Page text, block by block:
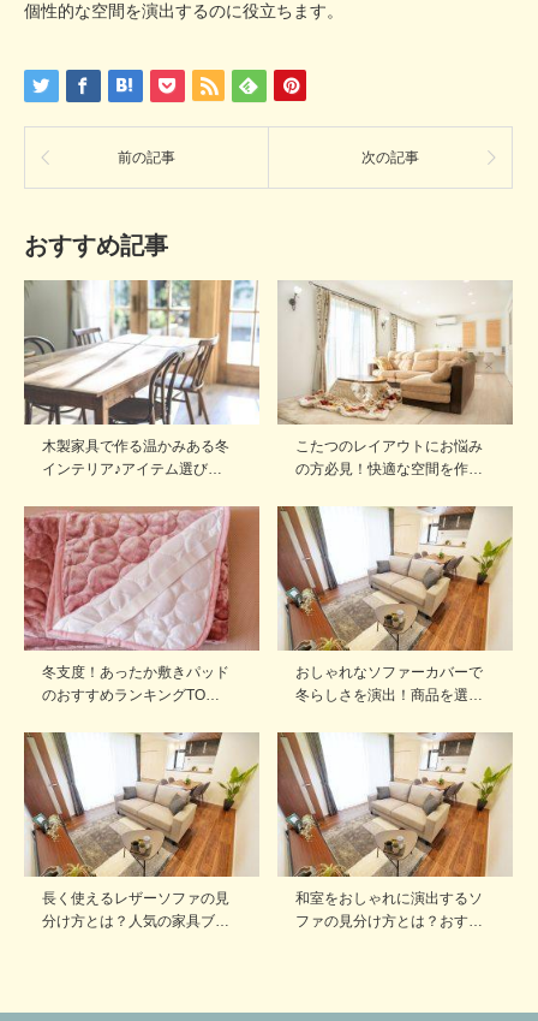
個性的な空間を演出するのに役立ちます。
前の記事 次の記事
おすすめ記事
木製家具で作る温かみある冬
インテリア♪アイテム選び…
こたつのレイアウトにお悩み
の方必見！快適な空間を作…
冬支度！あったか敷きパッド
のおすすめランキングTO…
おしゃれなソファーカバーで
冬らしさを演出！商品を選…
長く使えるレザーソファの見
分け方とは？人気の家具ブ…
和室をおしゃれに演出するソ
ファの見分け方とは？おす…